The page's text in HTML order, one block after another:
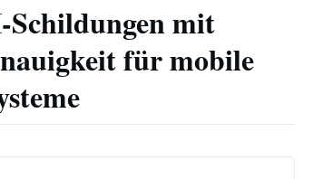
Schildungen mit
für mobile